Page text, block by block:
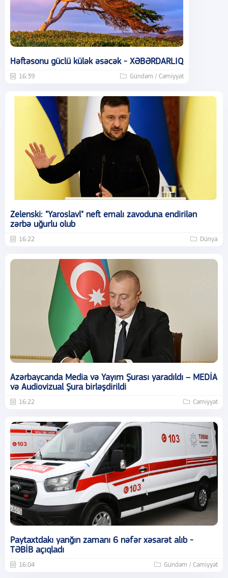
Həftəsonu güclü külək əsəcək - XƏBƏRDARLIQ
16:39 Gündəm / Cəmiyyət
Zelenski: "Yaroslavl" neft emalı zavoduna endirilən
zərbə uğurlu olub
16:22 Dünya
Azərbaycanda Media və Yayım Şurası yaradıldı – MEDİA
və Audiovizual Şura birləşdirildi
16:22 Cəmiyyət
Paytaxtdakı yanğın zamanı 6 nəfər xəsarət alıb -
TƏBİB açıqladı
16:04 Gündəm / Cəmiyyət